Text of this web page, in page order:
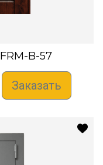
FRM-B-57
Заказать